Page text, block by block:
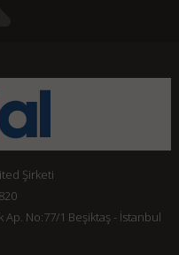
Şirketi
No:77/1 Beşiktaş - İstanbul